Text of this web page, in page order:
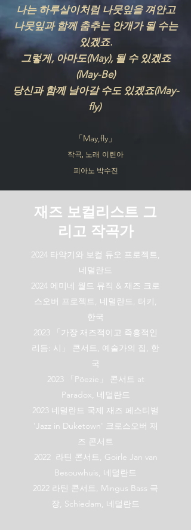
나는 하루살이처럼 나뭇잎을 껴안고
나뭇잎과 함께 춤추는 안개가 될 수는
있겠죠.
그렇게, 아마도(May), 될 수 있겠죠
(May-Be)
당신과 함께 날아갈 수도 있겠죠(May-
fly)
「May,fly」
작곡, 노래 이린아
피아노 박수진
재즈 보컬리스트 그
리고 작곡가
2024 타악기와 보컬 듀오 프로젝트,
네덜란드
2024 에미네 월드 뮤직 & 재즈 크로
스오버 프로젝트, 네덜란드, 터키,
한국
2023 「가장 재즈적이고 즉흥적인
리듬: 시」 콘서트, 예술가의 집, 한
국
2023 「Pöezie」 콘서트 at
Paradox, 네덜란드
2023 네덜란드 국제 재즈 페스티벌
'Jazz in Duketown' 크로스오버 재
즈 콘서트
2022 라틴 콘서트, Goirle Jan van
Besouwhuis, 네덜란드
2022 라틴 콘서트, Mingus Bass 극
장, Schiedam, 네덜란드